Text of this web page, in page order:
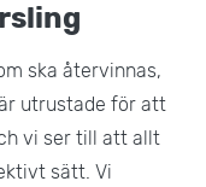
ska återvinnas,
utrustade för att
vi ser till att allt
sätt. Vi